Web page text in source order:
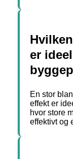
er
En stor
effekt er
hvor store
effektivt og